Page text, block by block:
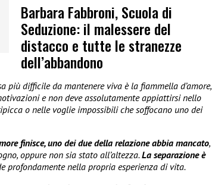
Barbara Fabbroni, Scuola di
Seduzione: il malessere del
distacco e tutte le stranezze
dell’abbandono
più difficile da mantenere viva è la fiammella d’amore,
e non deve assolutamente appiattirsi nello
o nelle voglie impossibili che soffocano uno dei
finisce, uno dei due della relazione abbia mancato,
oppure non sia stato all’altezza.La separazione è
profondamente nella propria esperienza di vita.